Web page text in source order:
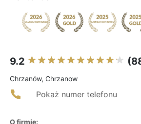
9.2
Chrzanów, Chrzanow
Pokaż numer telefonu
O firmie: